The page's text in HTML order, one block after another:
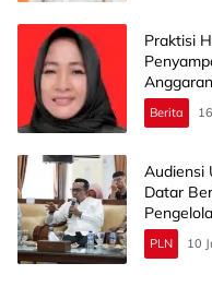
Praktisi
Berita
Audiensi
Datar
PLN 10